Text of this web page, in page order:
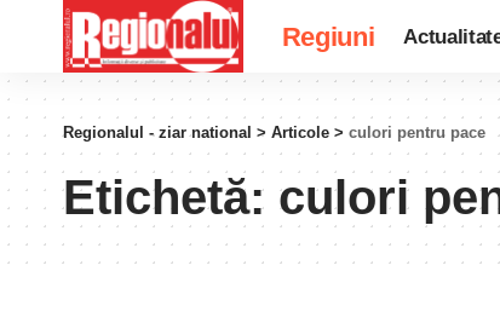
Regiuni
Regionalul - ziar national > Articole > culori pentru pace
Etichetă: culori